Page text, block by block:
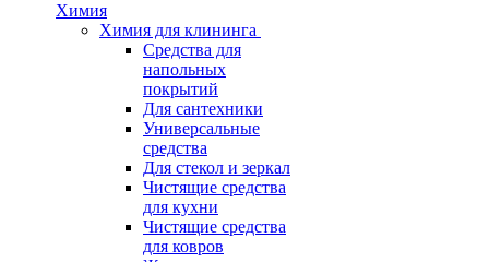
Химия
Химия для клининга
Средства для
напольных
покрытий
Для сантехники
Универсальные
средства
Для стекол и зеркал
Чистящие средства
для кухни
Чистящие средства
для ковров